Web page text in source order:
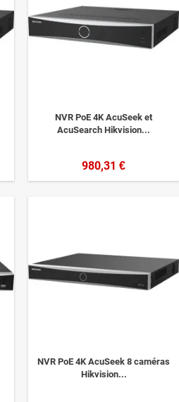
NVR PoE 4K AcuSeek et
AcuSearch Hikvision...
980,31 €
NVR PoE 4K AcuSeek 8 caméras
Hikvision...